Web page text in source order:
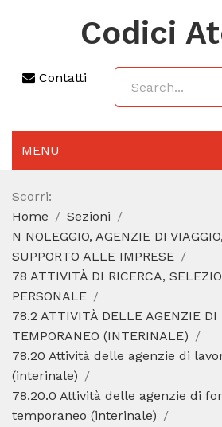
Codici
Contatti
MENU
AGGIORNAMENTO 2025
SEZIONI
CODICE ATECO A COSA SERVE
CODICE FISCALE
Scorri:
Home
Sezioni
N NOLEGGIO, AGENZIE DI
SUPPORTO ALLE IMPRESE
78 ATTIVITÀ DI RICERCA,
PERSONALE
78.2 ATTIVITÀ DELLE AGENZIE DI
TEMPORANEO (INTERINALE)
78.20 Attività delle agenzie di
(interinale)
78.20.0 Attività delle agenzie di
temporaneo (interinale)